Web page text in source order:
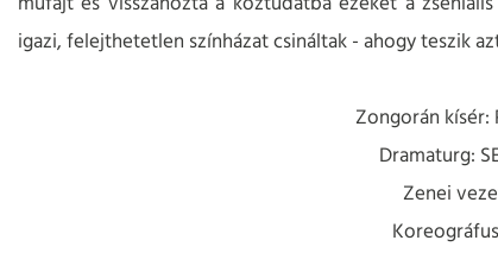
igazi, felejthetetlen színházat csináltak - ahogy teszik
Zongorán kísér:
Dramaturg:
Zenei